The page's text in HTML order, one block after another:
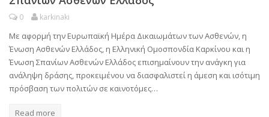
0 karkinaki
Με αφορμή την Ευρωπαϊκή Ημέρα Δικαιωμάτων των Ασθενών, η
Ένωση Ασθενών Ελλάδος, η Ελληνική Ομοσπονδία Καρκίνου και η
Ένωση Σπανίων Ασθενών Ελλάδος επισημαίνουν την ανάγκη για
ανάληψη δράσης, προκειμένου να διασφαλιστεί η άμεση και ισότιμη
πρόσβαση των πολιτών σε καινοτόμες…
Read more